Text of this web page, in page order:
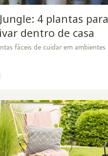
4 plantas para
dentro de casa
fáceis de cuidar em ambientes
no décor, na vida!